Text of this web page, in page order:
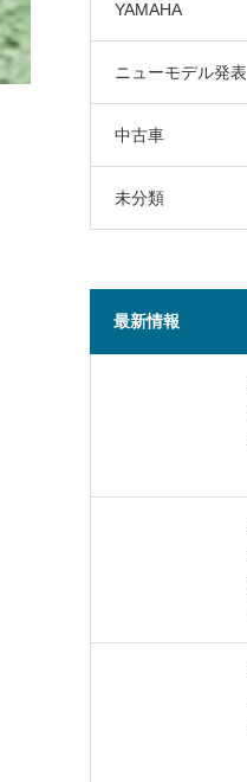
YAMAHA
ニューモデル発表
中古車
未分類
最新情報